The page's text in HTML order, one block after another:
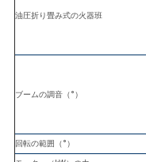
用
を
求
油圧折り畳み式の火器班
ブームの調音（°）
回転の範囲（°）